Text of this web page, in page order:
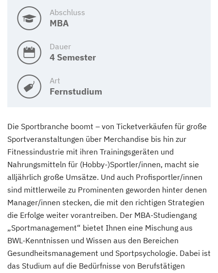
Abschluss
MBA
Dauer
4 Semester
Art
Fernstudium
Die Sportbranche boomt – von Ticketverkäufen für große
Sportveranstaltungen über Merchandise bis hin zur
Fitnessindustrie mit ihren Trainingsgeräten und
Nahrungsmitteln für (Hobby-)Sportler/innen, macht sie
alljährlich große Umsätze. Und auch Profisportler/innen
sind mittlerweile zu Prominenten geworden hinter denen
Manager/innen stecken, die mit den richtigen Strategien
die Erfolge weiter vorantreiben. Der MBA-Studiengang
„Sportmanagement“ bietet Ihnen eine Mischung aus
BWL-Kenntnissen und Wissen aus den Bereichen
Gesundheitsmanagement und Sportpsychologie. Dabei ist
das Studium auf die Bedürfnisse von Berufstätigen